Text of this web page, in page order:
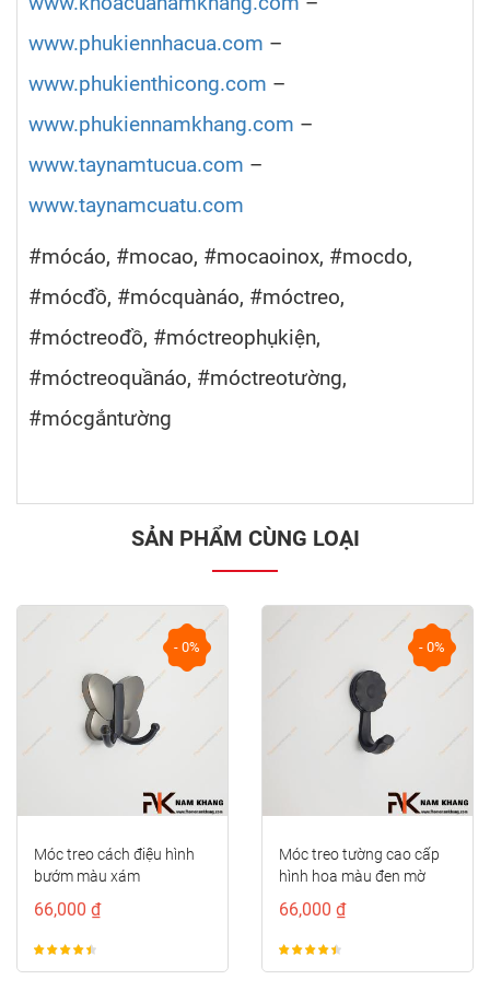
www.phukiennhacua.com –
www.phukienthicong.com –
www.phukiennamkhang.com –
www.taynamtucua.com –
www.taynamcuatu.com
#mócáo, #mocao, #mocaoinox, #mocdo,
#mócđồ, #mócquànáo, #móctreo,
#móctreođồ, #móctreophụkiện,
#móctreoquầnáo, #móctreotường,
#mócgắntường
SẢN PHẨM CÙNG LOẠI
- 0%
Móc treo cách điệu hình
bướm màu xám
66,000 ₫
- 0%
Móc treo tường cao cấp
hình hoa màu đen mờ
66,000 ₫